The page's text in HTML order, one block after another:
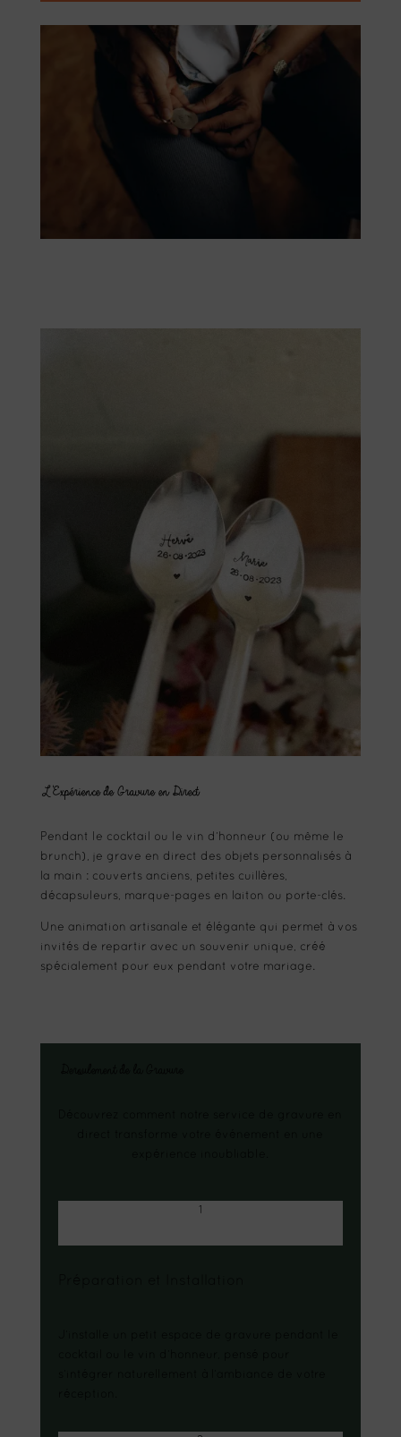
L'Expérience de Gravure en Direct
Pendant le cocktail ou le vin d’honneur (ou même le
brunch), je grave en direct des objets personnalisés à
la main : couverts anciens, petites cuillères,
décapsuleurs, marque-pages en laiton ou porte-clés.
Une animation artisanale et élégante qui permet à vos
invités de repartir avec un souvenir unique, créé
spécialement pour eux pendant votre mariage.